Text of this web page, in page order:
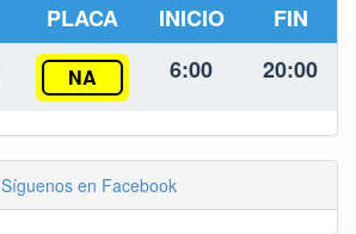
PLACA INICIO FIN
NA 6:00 20:00
Síguenos en Facebook